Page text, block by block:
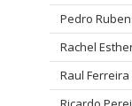
Pedro
Rachel
Raul